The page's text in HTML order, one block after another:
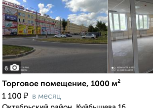
6
Торговое помещение, 1000 м²
1 100 ₽ в месяц